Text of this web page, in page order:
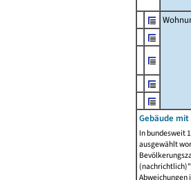
Gebäude
In bundesweit
ausgewählt
Abweichungen